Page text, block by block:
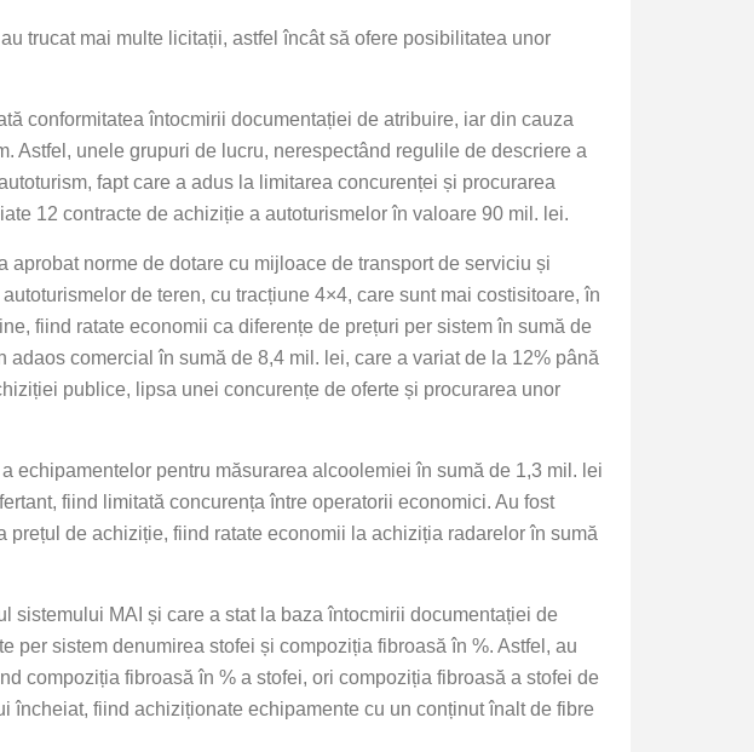
trucat mai multe licitații, astfel încât să ofere posibilitatea unor
conformitatea întocmirii documentației de atribuire, iar din cauza
Astfel, unele grupuri de lucru, nerespectând regulile de descriere a
fapt care a adus la limitarea concurenței și procurarea
12 contracte de achiziție a autoturismelor în valoare 90 mil. lei.
norme de dotare cu mijloace de transport de serviciu și
de teren, cu tracțiune 4×4, care sunt mai costisitoare, în
fiind ratate economii ca diferențe de prețuri per sistem în sumă de
comercial în sumă de 8,4 mil. lei, care a variat de la 12% până
publice, lipsa unei concurențe de oferte și procurarea unor
echipamentelor pentru măsurarea alcoolemiei în sumă de 1,3 mil. lei
fiind limitată concurența între operatorii economici. Au fost
de achiziție, fiind ratate economii la achiziția radarelor în sumă
MAI și care a stat la baza întocmirii documentației de
sistem denumirea stofei și compoziția fibroasă în %. Astfel, au
compoziția fibroasă în % a stofei, ori compoziția fibroasă a stofei de
fiind achiziționate echipamente cu un conținut înalt de fibre